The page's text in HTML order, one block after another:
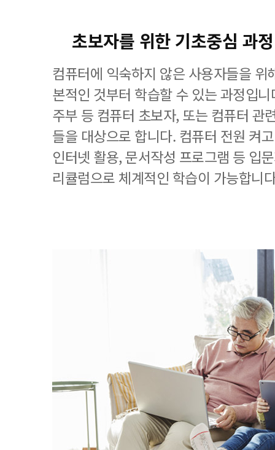
초보자를 위한 기초중심 과
컴퓨터에 익숙하지 않은 사용자들을 위
본적인 것부터 학습할 수 있는 과정입
주부 등 컴퓨터 초보자, 또는 컴퓨터 관
들을 대상으로 합니다. 컴퓨터 전원 켜
인터넷 활용, 문서작성 프로그램 등 입
리큘럼으로 체계적인 학습이 가능합니